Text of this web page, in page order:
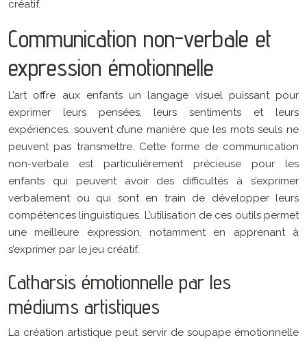
créatif.
Communication non-verbale et
expression émotionnelle
L’art offre aux enfants un langage visuel puissant pour
exprimer leurs pensées, leurs sentiments et leurs
expériences, souvent d’une manière que les mots seuls ne
peuvent pas transmettre. Cette forme de communication
non-verbale est particulièrement précieuse pour les
enfants qui peuvent avoir des difficultés à s’exprimer
verbalement ou qui sont en train de développer leurs
compétences linguistiques. L’utilisation de ces outils permet
une meilleure expression, notamment en apprenant à
s’exprimer par le jeu créatif.
Catharsis émotionnelle par les
médiums artistiques
La création artistique peut servir de soupape émotionnelle